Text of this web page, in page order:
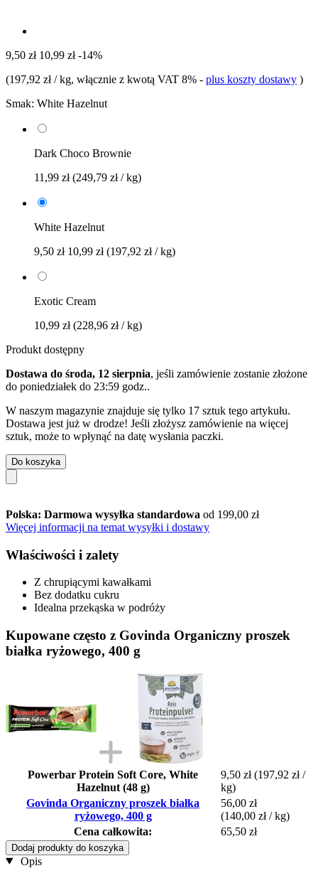
9,50 zł 10,99 zł -14%
(197,92 zł / kg, włącznie z kwotą VAT 8% - plus koszty dostawy )
Smak: White Hazelnut
Dark Choco Brownie
11,99 zł(249,79 zł / kg)
White Hazelnut
9,50 zł 10,99 zł (197,92 zł / kg)
Exotic Cream
10,99 zł(228,96 zł / kg)
Produkt dostępny
Dostawa do środa, 12 sierpnia, jeśli zamówienie zostanie złożone
do poniedziałek do 23:59 godz..
W naszym magazynie znajduje się tylko 17 sztuk tego artykułu.
Dostawa jest już w drodze! Jeśli złożysz zamówienie na więcej
sztuk, może to wpłynąć na datę wysłania paczki.
Do koszyka
Polska: Darmowa wysyłka standardowa od 199,00 zł
Więcej informacji na temat wysyłki i dostawy
Właściwości i zalety
Z chrupiącymi kawałkami
Bez dodatku cukru
Idealna przekąska w podróży
Kupowane często z Govinda Organiczny proszek
białka ryżowego, 400 g
Powerbar Protein Soft Core, White
Hazelnut (48 g)
9,50 zł (197,92 zł /
kg)
Govinda Organiczny proszek białka
ryżowego, 400 g
56,00 zł
(140,00 zł / kg)
Cena całkowita:
65,50 zł
Dodaj produkty do koszyka
Opis